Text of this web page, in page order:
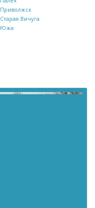
Приволжск
Старая Вичуга
Южа